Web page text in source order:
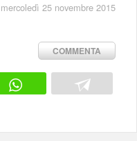
25 novembre 2015
COMMENTA